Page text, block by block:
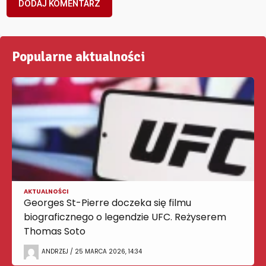
Popularne aktualności
AKTUALNOŚCI
Georges St-Pierre doczeka się filmu
biograficznego o legendzie UFC. Reżyserem
Thomas Soto
ANDRZEJ / 25 MARCA 2026, 14:34